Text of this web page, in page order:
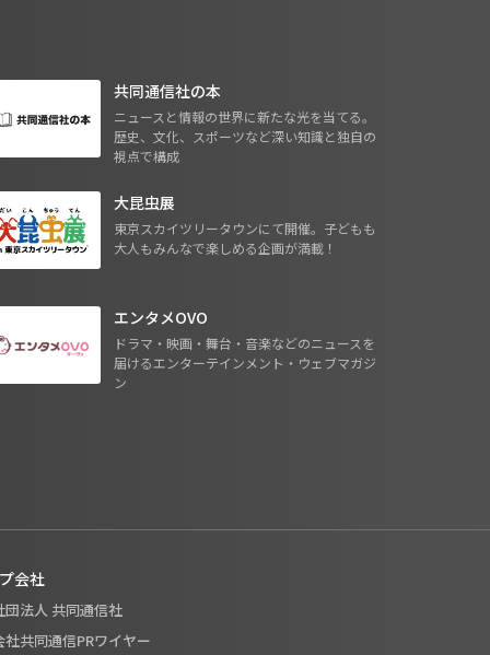
共同通信社の本
ニュースと情報の世界に新たな光を当てる。
歴史、文化、スポーツなど深い知識と独自の
視点で構成
大昆虫展
東京スカイツリータウンにて開催。子どもも
大人もみんなで楽しめる企画が満載！
エンタメOVO
ドラマ・映画・舞台・音楽などのニュースを
届けるエンターテインメント・ウェブマガジ
ン
会社
団法人 共同通信社
社共同通信PRワイヤー